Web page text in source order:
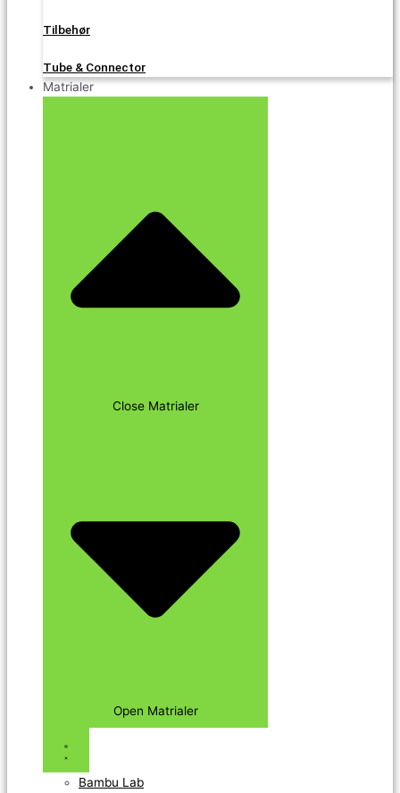
Tilbehør
Tube & Connector
Matrialer
Close Matrialer
Open Matrialer
Bambu Lab